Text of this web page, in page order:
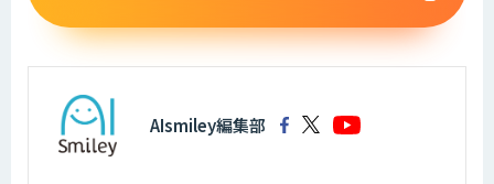
AIsmiley編集部